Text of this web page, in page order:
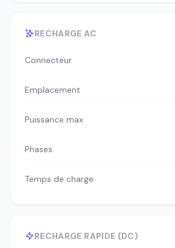
RECHARGE AC
Connecteur
Emplacement
Puissance max
Phases
Temps de charge
RECHARGE RAPIDE (DC)